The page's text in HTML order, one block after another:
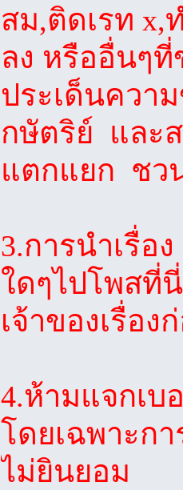
สม,ติดเรท x,
ลง หรืออื่นๆ
ประเด็นควา
กษัตริย์ และ
แตกแยก ชว
3.การนำเรื่อ
ใดๆไปโพสที่
เจ้าของเรื่อ
4.ห้ามแจกเบ
โดยเฉพาะก
ไม่ยินยอม